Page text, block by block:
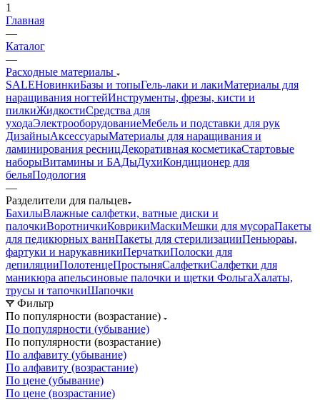
1
Главная
—
Каталог
—
Расходные материалы
SALEНовинкиБазы и топыГель-лаки и лакиМатериалы для
наращивания ногтейИнструменты, фрезы, кисти и
пилкиЖидкостиСредства для
уходаЭлектрооборудованиеМебель и подставки для рук
ДизайныАксессуарыМатериалы для наращивания и
ламинирования ресницДекоративная косметикаСтартовые
наборыВитамины и БАДыДухиКондиционер для
бельяПодология
—
Разделители для пальцев
БахилыВлажные салфетки, ватные диски и
палочкиВоротничкиКоврикиМаскиМешки для мусораПакеты
для педикюрных ваннПакеты для стерилизацииПеньюраы,
фартуки и нарукавникиПерчаткиПолоски для
депиляцииПолотенцеПростыняСалфеткиСалфетки для
маникюра апельсиновые палочки и щетки ФольгаХалаты,
трусы и тапочкиШапочки
Фильтр
По популярности (возрастание)
По популярности (убывание)
По популярности (возрастание)
По алфавиту (убывание)
По алфавиту (возрастание)
По цене (убывание)
По цене (возрастание)